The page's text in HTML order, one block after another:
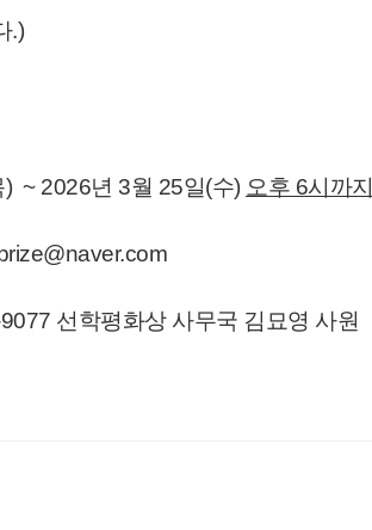
.)
) ~ 2026년 3월 25일(수) 오후 6시까지
선학평화상 사무국 김묘영 사원